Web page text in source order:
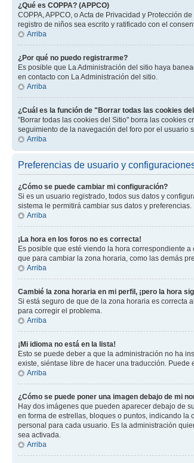
¿Qué es COPPA? (APPCO)
COPPA, APPCO, o Acta de Privacidad y Protección
registro de niños sea escrito y ratificado con el
Arriba
¿Por qué no puedo registrarme?
Es posible que La Administración del sitio haya
en contacto con La Administración del sitio.
Arriba
¿Cuál es la función de "Borrar todas las cookies
"Borrar todas las cookies del Sitio" borra las cookies
seguimiento de la navegación del foro por el usuario
Arriba
Preferencias de usuario y
¿Cómo se puede cambiar mi configuración?
Si es un usuario registrado, todos sus datos y
sistema le permitirá cambiar sus datos y preferencias.
Arriba
¡La hora en los foros no es correcta!
Es posible que esté viendo la hora correspondiente
que para cambiar la zona horaria, como las demás
Arriba
Cambié la zona horaria en mi perfil, ¡pero la hora
Si está seguro de que de la zona horaria es correcta
para corregir el problema.
Arriba
¡Mi idioma no está en la lista!
Esto se puede deber a que la administración no ha
existe, siéntase libre de hacer una traducción.
Arriba
¿Cómo se puede poner una imagen debajo de mi
Hay dos imágenes que pueden aparecer debajo de
en forma de estrellas, bloques o puntos, indicando
personal para cada usuario. Es la administración
sea activada.
Arriba